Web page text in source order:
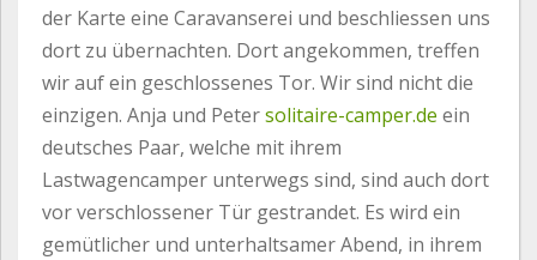
der Karte eine Caravanserei und beschliessen uns
dort zu übernachten. Dort angekommen, treffen
wir auf ein geschlossenes Tor. Wir sind nicht die
einzigen. Anja und Petersolitaire-camper.de ein
deutsches Paar, welche mit ihrem
Lastwagencamper unterwegs sind, sind auch dort
vor verschlossener Tür gestrandet. Es wird ein
gemütlicher und unterhaltsamer Abend, in ihrem